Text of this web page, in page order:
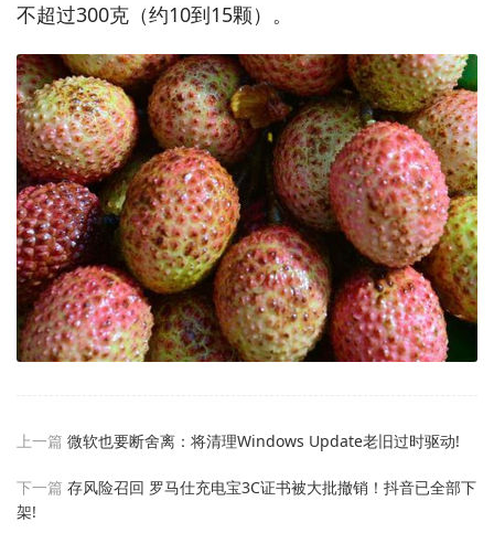
不超过300克（约10到15颗）。
上一篇 微软也要断舍离：将清理Windows Update老旧过时驱动!
下一篇 存风险召回 罗马仕充电宝3C证书被大批撤销！抖音已全部下
架!